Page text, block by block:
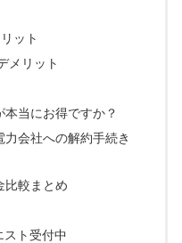
ット
メリット
当にお得ですか？
会社への解約手続き
比較まとめ
ト受付中